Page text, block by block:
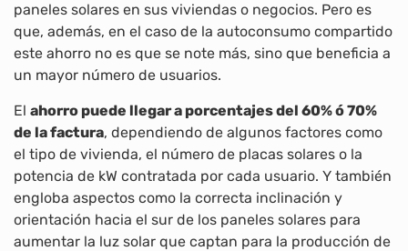
paneles solares en sus viviendas o negocios. Pero es
que, además, en el caso de la autoconsumo compartido
este ahorro no es que se note más, sino que beneficia a
un mayor número de usuarios.
El ahorro puede llegar a porcentajes del 60% ó 70%
de la factura, dependiendo de algunos factores como
el tipo de vivienda, el número de placas solares o la
potencia de kW contratada por cada usuario. Y también
engloba aspectos como la correcta inclinación y
orientación hacia el sur de los paneles solares para
aumentar la luz solar que captan para la producción de